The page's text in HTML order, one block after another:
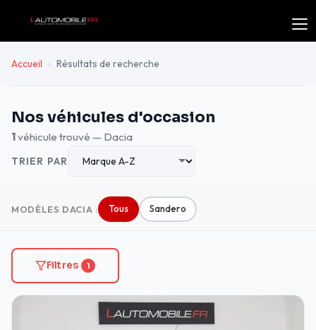
Accueil › Résultats de recherche
Nos véhicules d'occasion
1véhicule trouvé — Dacia
TRIER PAR
MODÈLES DACIA : Tous Sandero
Filtres 1